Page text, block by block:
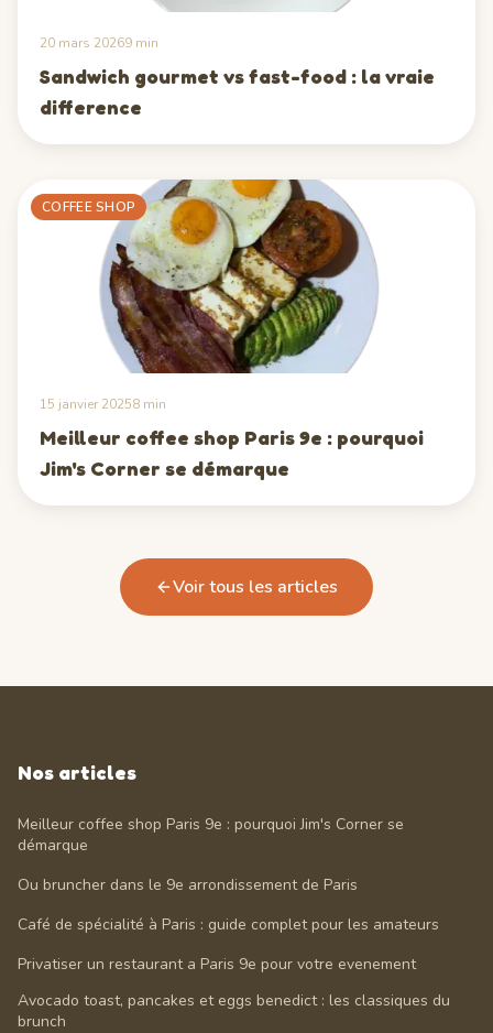
20 mars 20269 min
Sandwich gourmet vs fast-food : la vraie
difference
COFFEE SHOP
15 janvier 20258 min
Meilleur coffee shop Paris 9e : pourquoi
Jim's Corner se démarque
Voir tous les articles
Nos articles
Meilleur coffee shop Paris 9e : pourquoi Jim's Corner se
démarque
Ou bruncher dans le 9e arrondissement de Paris
Café de spécialité à Paris : guide complet pour les amateurs
Privatiser un restaurant a Paris 9e pour votre evenement
Avocado toast, pancakes et eggs benedict : les classiques du
brunch